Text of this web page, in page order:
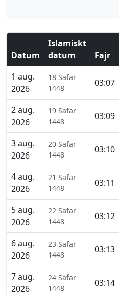
Datum
Islamiskt
datum
Fajr
1 aug.
2026
18 Safar
1448
03:07
2 aug.
2026
19 Safar
1448
03:09
3 aug.
2026
20 Safar
1448
03:10
4 aug.
2026
21 Safar
1448
03:11
5 aug.
2026
22 Safar
1448
03:12
6 aug.
2026
23 Safar
1448
03:13
7 aug.
2026
24 Safar
1448
03:14